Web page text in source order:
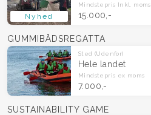
Nyhed
Mindstepris Inkl. moms
15.000,-
GUMMIBÅDSREGATTA
Sted (Udenfor)
Hele landet
Mindstepris ex moms
7.000,-
SUSTAINABILITY GAME